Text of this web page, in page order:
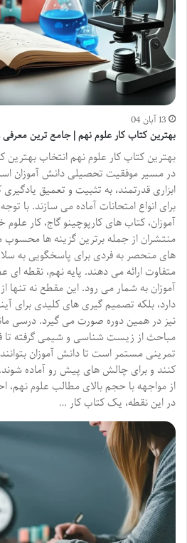
13 آبان 04
بهترین کتاب کار علوم نهم | جامع ترین معرفی
بهترین کتاب کار علوم نهم انتخاب
در مسیر موفقیت تحصیلی دانش آموزان
ابزاری قدرتمند، به تثبیت و تعمیق
برای انواع امتحانات آماده می سازند. با
آموزان، کتاب های کارپوچینو گاج، کار
منتشران از جمله برترین گزینه ها
های منحصر به فردی برای پاسخگویی به
متفاوت ارائه می دهند. پایه نهم، نقطه
آموزان به شمار می رود. این مقطع نه تنها
دارد، بلکه تصمیم گیری های کلیدی برای
نیز در همین دوره صورت می گیرد. درسی
مباحث از زیست شناسی و شیمی گرفته تا
تمرینی مستمر است تا دانش آموزان
کنند و برای چالش های پیش رو آماده
از مواجهه با حجم بالای مطالب علوم
در این نقطه، یک کتاب کار …